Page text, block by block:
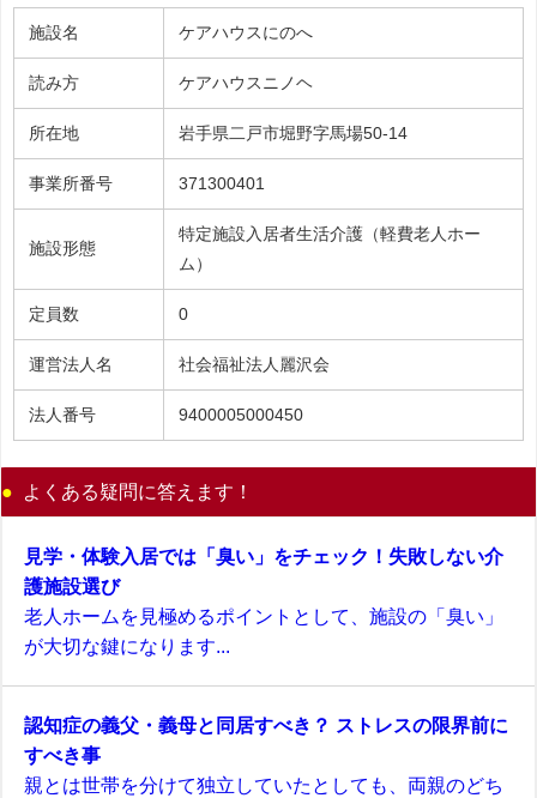
施設名 ケアハウスにのへ
読み方 ケアハウスニノヘ
所在地 岩手県二戸市堀野字馬場50-14
事業所番号 371300401
施設形態
特定施設入居者生活介護（軽費老人ホー
ム）
定員数 0
運営法人名 社会福祉法人麗沢会
法人番号 9400005000450
よくある疑問に答えます！
見学・体験入居では「臭い」をチェック！失敗しない介
護施設選び
老人ホームを見極めるポイントとして、施設の「臭い」
が大切な鍵になります...
認知症の義父・義母と同居すべき？ ストレスの限界前に
すべき事
親とは世帯を分けて独立していたとしても、両親のどち